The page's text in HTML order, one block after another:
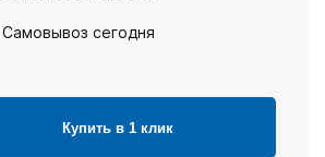
Самовывоз сегодня
Купить в 1 клик